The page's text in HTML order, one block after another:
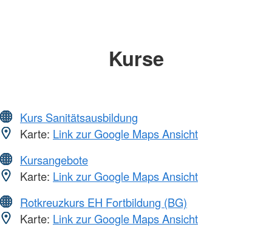
Kurse
Kurs Sanitätsausbildung
Karte: Link zur Google Maps Ansicht
Kursangebote
Karte: Link zur Google Maps Ansicht
Rotkreuzkurs EH Fortbildung (BG)
Karte: Link zur Google Maps Ansicht